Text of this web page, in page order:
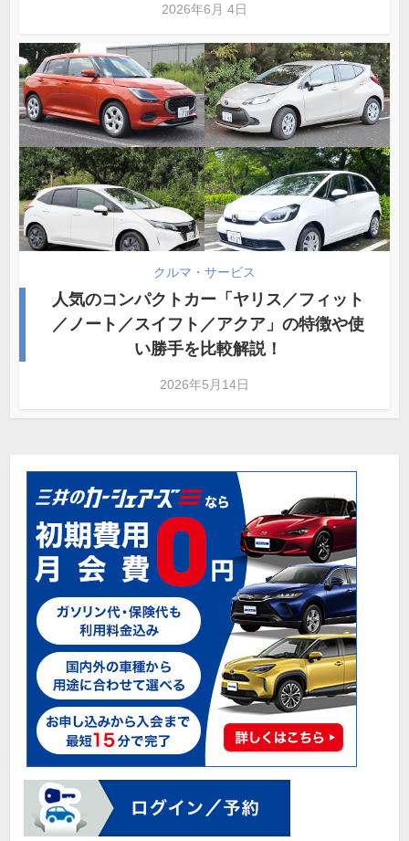
2026年6月 4日
クルマ・サービス
人気のコンパクトカー「ヤリス／フィット
／ノート／スイフト／アクア」の特徴や使
い勝手を比較解説！
2026年5月14日